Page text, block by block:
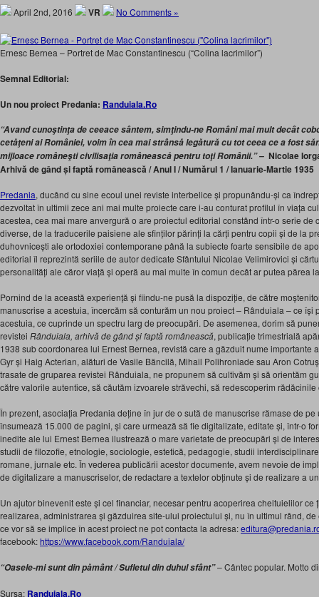
April 2nd, 2016 VR No Comments »
Ernesc Bernea – Portret de Mac Constantinescu (“Colina lacrimilor”)
Semnal Editorial:
Un nou proiect Predania: Randuiala.Ro
“Avand cunoştinţa de ceeace sântem, simţindu-ne Români mai mult decât
cetăţeni ai României, voim în cea mai strânsă legătură cu tot ceea ce a fost
mijloace româneşti civilisaţia românească pentru toţi Românii.” – Nicolae
Arhivă de gând și faptă românească / Anul I / Numărul 1 / Ianuarie-Martie 1935
Predania, ducând cu sine ecoul unei reviste interbelice și propunându-și ca
dezvoltat în ultimii zece ani mai multe proiecte care i-au conturat profilul în viața
acestea, cea mai mare anvergură o are proiectul editorial constând într-o serie de
diverse, de la traducerile paisiene ale sfinților părinți la cărți pentru copii și de la
duhovnicești ale ortodoxiei contemporane până la subiecte foarte sensibile de
editorial îl reprezintă seriile de autor dedicate Sfântului Nicolae Velimirovici și
personalități ale căror viață și operă au mai multe în comun decât ar putea părea
Pornind de la această experiență și fiindu-ne pusă la dispoziție, de către
manuscrise a acestuia, încercăm să conturăm un nou proiect – Rânduiala – ce își
acestuia, ce cuprinde un spectru larg de preocupări. De asemenea, dorim să
revistei Rânduiala, arhivă de gând și faptă românească, publicație trimestrială
1938 sub coordonarea lui Ernest Bernea, revistă care a găzduit nume importante
Gyr și Haig Acterian, alături de Vasile Băncilă, Mihail Polihroniade sau Aron
trasate de gruparea revistei Rânduiala, ne propunem să cultivăm și să orientăm
către valorile autentice, să căutăm izvoarele străvechi, să redescoperim
În prezent, asociația Predania deține în jur de o sută de manuscrise rămase de
însumează 15.000 de pagini, și care urmează să fie digitalizate, editate și, într-o
inedite ale lui Ernest Bernea ilustrează o mare varietate de preocupări și de
studii de filozofie, etnologie, sociologie, estetică, pedagogie, studii
romane, jurnale etc. În vederea publicării acestor documente, avem nevoie de
de digitalizare a manuscriselor, de redactare a textelor obținute și de realizare a
Un ajutor binevenit este și cel financiar, necesar pentru acoperirea cheltuielilor ce
realizarea, administrarea și găzduirea site-ului proiectului și, nu în ultimul rând,
ce vor să se implice în acest proiect ne pot contacta la adresa:
facebook:https://www.facebook.com/Randuiala/
“Oasele-mi sunt din pământ / Sufletul din duhul sfânt”– Cântec popular. Motto
Sursa: Randuiala.Ro